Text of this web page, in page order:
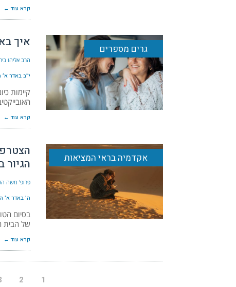
קרא עוד ←
גרים מספרים איך
הרב אליהו
י״ב באדר א׳
קיימות
קרא עוד ←
אקדמיה בראי המציאות
פרופ' משה
ה׳ באדר א׳
בסיום
של הבית
קרא עוד ←
1
2